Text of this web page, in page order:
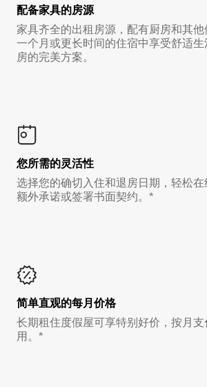
配备家具的房源
家具齐全的出租房源，配有厨房和其
一个月或更长时间的住宿中享受舒适
房的完美方案。
您所需的灵活性
选择您的确切入住和退房日期，轻松
额外承诺或签署书面契约。*
简单直观的每月价格
长期租住度假屋可享特别好价，按月
用。*